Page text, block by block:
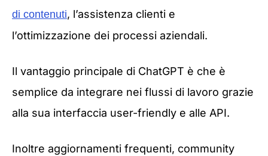
di contenuti, l’assistenza clienti e
l’ottimizzazione dei processi aziendali.
Il vantaggio principale di ChatGPT è che è
semplice da integrare nei flussi di lavoro grazie
alla sua interfaccia user-friendly e alle API.
Inoltre aggiornamenti frequenti, community